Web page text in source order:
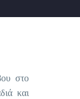
στο
και